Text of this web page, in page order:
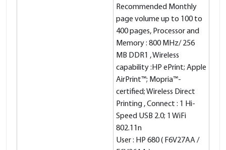
Recommended Monthly
page volume up to 100 to
400 pages, Processor and
Memory : 800 MHz/ 256
MB DDR1 , Wireless
capability :HP ePrint; Apple
AirPrint™; Mopria™-
certified; Wireless Direct
Printing , Connect : 1 Hi-
Speed USB 2.0; 1 WiFi
802.11n
User : HP 680 ( F6V27AA /